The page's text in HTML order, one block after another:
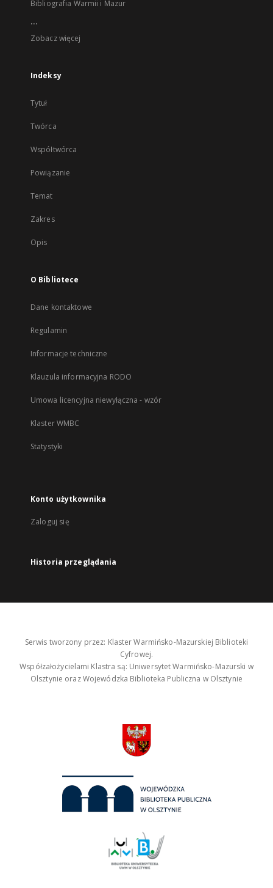
Bibliografia Warmii i Mazur
...
Zobacz więcej
Indeksy
Tytuł
Twórca
Współtwórca
Powiązanie
Temat
Zakres
Opis
O Bibliotece
Dane kontaktowe
Regulamin
Informacje techniczne
Klauzula informacyjna RODO
Umowa licencyjna niewyłączna - wzór
Klaster WMBC
Statystyki
Konto użytkownika
Zaloguj się
Historia przeglądania
Serwis tworzony przez: Klaster Warmińsko-Mazurskiej Biblioteki
Cyfrowej.
Współzałożycielami Klastra są: Uniwersytet Warmińsko-Mazurski w
Olsztynie oraz Wojewódzka Biblioteka Publiczna w Olsztynie